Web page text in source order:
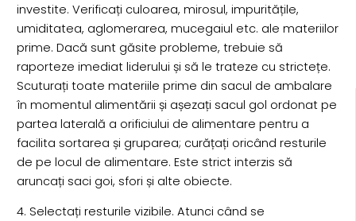
investite. Verificați culoarea, mirosul, impuritățile,
umiditatea, aglomerarea, mucegaiul etc. ale materiilor
prime. Dacă sunt găsite probleme, trebuie să
raporteze imediat liderului și să le trateze cu strictețe.
Scuturați toate materiile prime din sacul de ambalare
în momentul alimentării și așezați sacul gol ordonat pe
partea laterală a orificiului de alimentare pentru a
facilita sortarea și gruparea; curățați oricând resturile
de pe locul de alimentare. Este strict interzis să
aruncați saci goi, sfori și alte obiecte.
4. Selectați resturile vizibile. Atunci când se